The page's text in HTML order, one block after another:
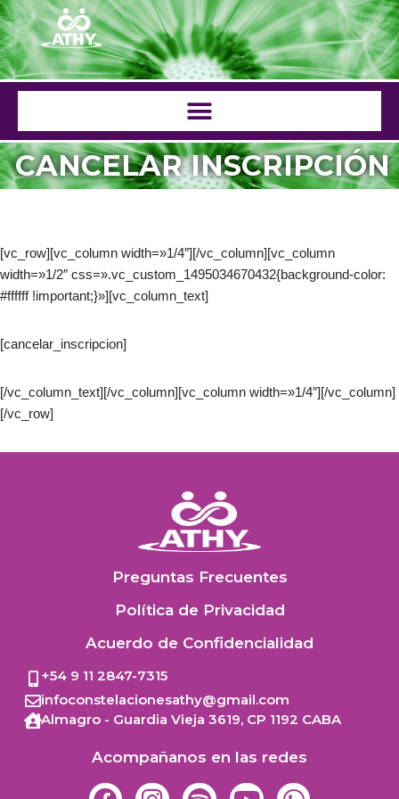
Saltar
al
contenido
CANCELAR INSCRIPCIÓN
[vc_row][vc_column width=»1/4″][/vc_column][vc_column
width=»1/2″ css=».vc_custom_1495034670432{background-color:
#ffffff !important;}»][vc_column_text]
[cancelar_inscripcion]
[/vc_column_text][/vc_column][vc_column width=»1/4″][/vc_column]
[/vc_row]
Preguntas Frecuentes
Política de Privacidad
Acuerdo de Confidencialidad
+54 9 11 2847-7315
infoconstelacionesathy@gmail.com
Almagro - Guardia Vieja 3619, CP 1192 CABA
Acompañanos en las redes